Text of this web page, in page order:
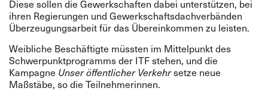
Diese sollen die Gewerkschaften dabei unterstützen, bei
ihren Regierungen und Gewerkschaftsdachverbänden
Überzeugungsarbeit für das Übereinkommen zu leisten.
Weibliche Beschäftigte müssten im Mittelpunkt des
Schwerpunktprogramms der ITF stehen, und die
Kampagne Unser öffentlicher Verkehrsetze neue
Maßstäbe, so die Teilnehmerinnen.